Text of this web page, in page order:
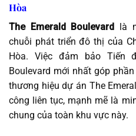
Hòa
The Emerald Boulevard
là
chuỗi phát triển đô thị của
Hòa. Việc đảm bảo Tiến
Boulevard mới nhất góp
thương hiệu dự án The
công liên tục, mạnh mẽ là
chung của toàn khu vực này.